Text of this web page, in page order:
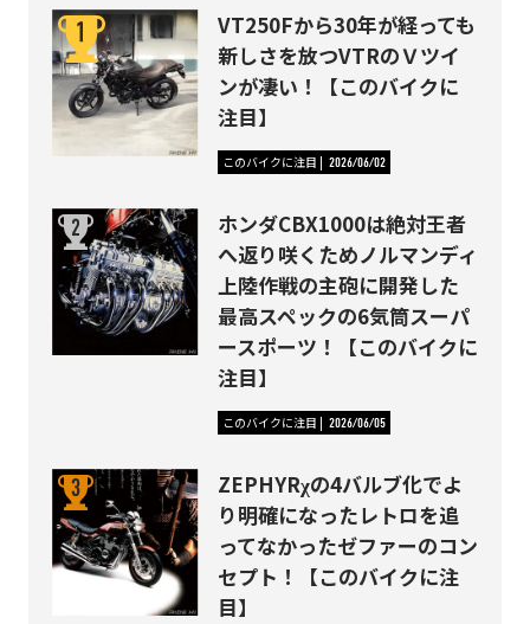
VT250Fから30年が経っても
新しさを放つVTRのＶツイ
ンが凄い！【このバイクに
注目】
このバイクに注目 2026/06/02
ホンダCBX1000は絶対王者
へ返り咲くためノルマンディ
上陸作戦の主砲に開発した
最高スペックの6気筒スーパ
ースポーツ！【このバイクに
注目】
このバイクに注目 2026/06/05
ZEPHYRχの4バルブ化でよ
り明確になったレトロを追
ってなかったゼファーのコン
セプト！【このバイクに注
目】